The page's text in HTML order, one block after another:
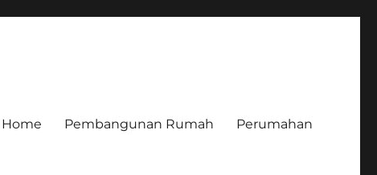
Home Pembangunan Rumah Perumahan